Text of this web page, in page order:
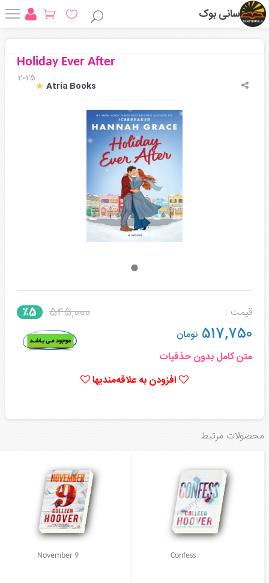
سانی بوک
Holiday Ever After
2025
Atria Books
قیمت : 545,000 ٪5
517,750 تومان
متن کامل بدون حذفیات
افزودن به علاقه‌مندیها
محصولات مرتبط
Confess
November 9